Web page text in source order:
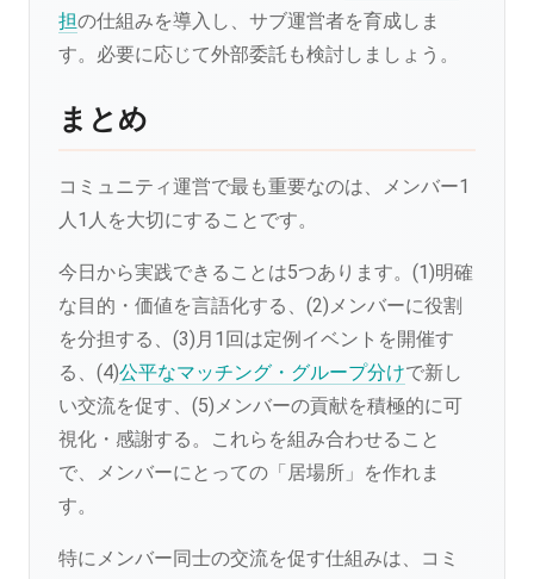
担の仕組みを導入し、サブ運営者を育成しま
す。必要に応じて外部委託も検討しましょう。
まとめ
コミュニティ運営で最も重要なのは、メンバー1
人1人を大切にすることです。
今日から実践できることは5つあります。(1)明確
な目的・価値を言語化する、(2)メンバーに役割
を分担する、(3)月1回は定例イベントを開催す
る、(4)公平なマッチング・グループ分けで新し
い交流を促す、(5)メンバーの貢献を積極的に可
視化・感謝する。これらを組み合わせること
で、メンバーにとっての「居場所」を作れま
す。
特にメンバー同士の交流を促す仕組みは、コミ